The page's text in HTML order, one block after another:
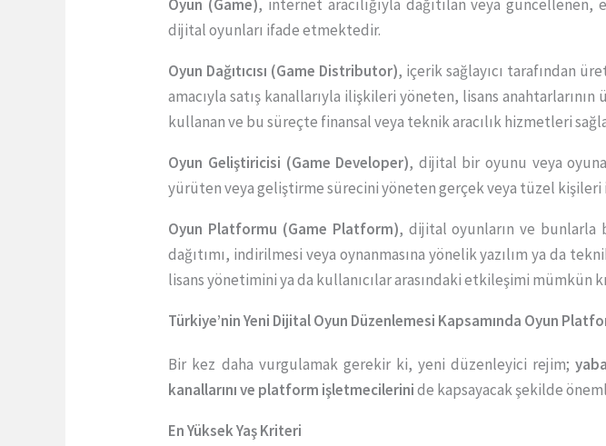
Oyun (Game), internet aracılığıyla dağıtılan veya
dijital oyunları ifade etmektedir.
Oyun Dağıtıcısı (Game Distributor), içerik sağlayıcı tarafından
amacıyla satış kanallarıyla ilişkileri yöneten, lisans
kullanan ve bu süreçte finansal veya teknik aracılık hizmetleri
Oyun Geliştiricisi (Game Developer), dijital bir oyunu veya
yürüten veya geliştirme sürecini yöneten gerçek veya tüzel
Oyun Platformu (Game Platform), dijital oyunların ve bunlarla
dağıtımı, indirilmesi veya oynanmasına yönelik yazılım ya da
lisans yönetimini ya da kullanıcılar arasındaki etkileşimi
Türkiye’nin Yeni Dijital Oyun Düzenlemesi Kapsamında Oyun
Bir kez daha vurgulamak gerekir ki, yeni düzenleyici rejim;
kanallarını ve platform işletmecilerinide kapsayacak şekilde
En Yüksek Yaş Kriteri